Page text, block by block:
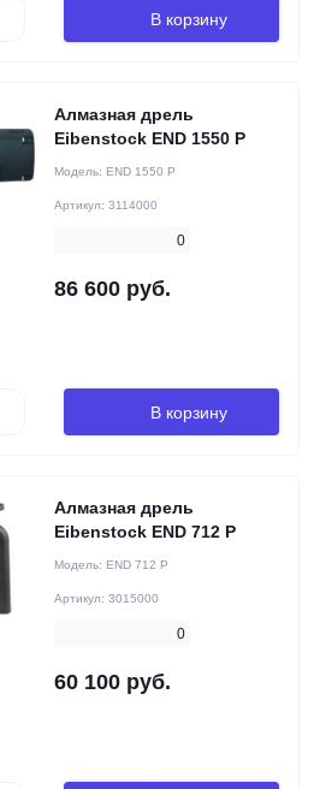
В корзину
Алмазная дрель
Eibenstock END 1550 P
Модель: END 1550 P
Артикул: 3114000
0
86 600 руб.
В корзину
Алмазная дрель
Eibenstock END 712 P
Модель: END 712 P
Артикул: 3015000
0
60 100 руб.